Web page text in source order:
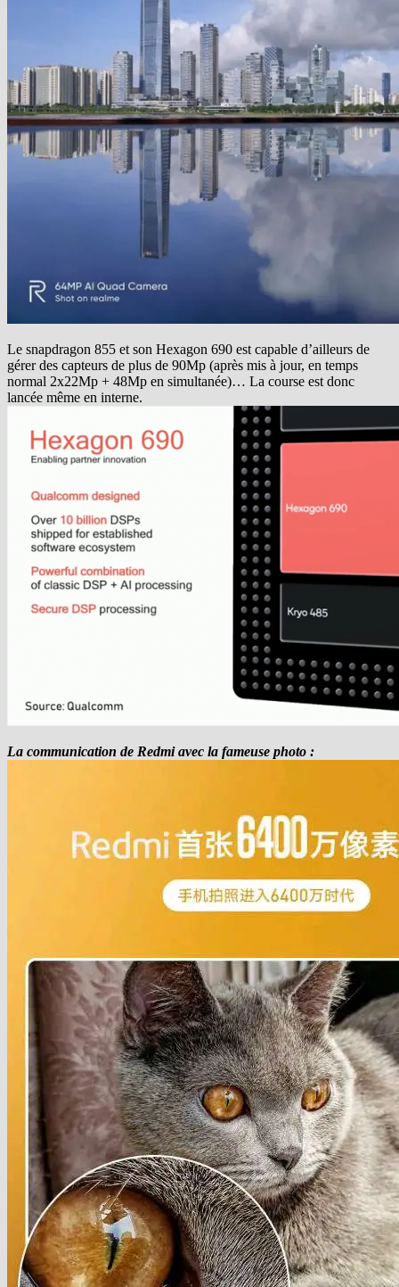
Le snapdragon 855 et son Hexagon 690 est capable d’ailleurs de
gérer des capteurs de plus de 90Mp (après mis à jour, en temps
normal 2x22Mp + 48Mp en simultanée)… La course est donc
lancée même en interne.
La communication de Redmi avec la fameuse photo :